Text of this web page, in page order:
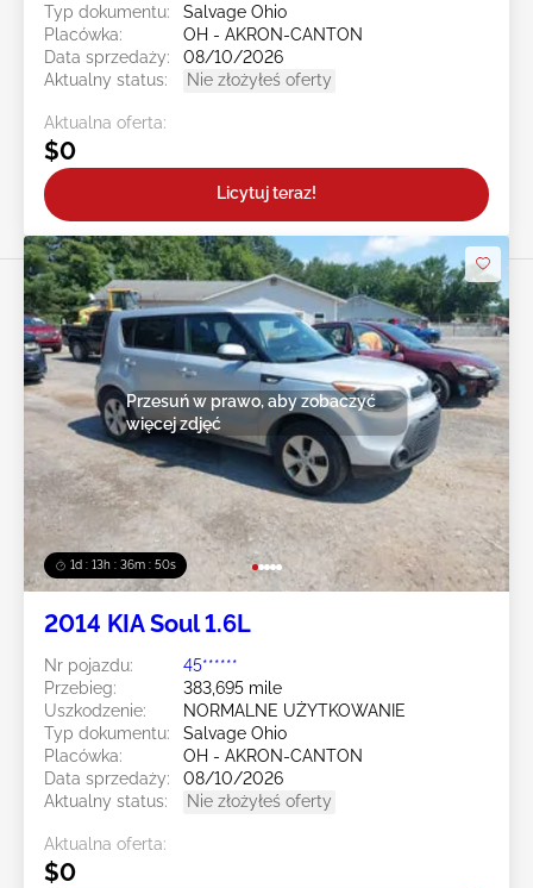
Typ dokumentu:
Salvage Ohio
Placówka:
OH - AKRON-CANTON
Data sprzedaży:
08/10/2026
Aktualny status:
Nie złożyłeś oferty
Aktualna oferta:
$0
Licytuj teraz!
1d : 13h : 36m : 47s
Przesuń w prawo, aby zobaczyć
więcej zdjęć
2014 KIA Soul 1.6L
Nr pojazdu:
45******
Przebieg:
383,695 mile
Uszkodzenie:
NORMALNE UŻYTKOWANIE
Typ dokumentu:
Salvage Ohio
Placówka:
OH - AKRON-CANTON
Data sprzedaży:
08/10/2026
Aktualny status:
Nie złożyłeś oferty
Aktualna oferta:
$0